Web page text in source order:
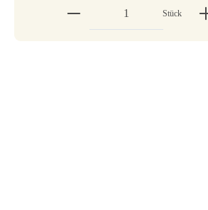
Stück